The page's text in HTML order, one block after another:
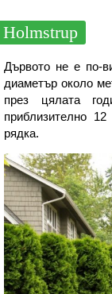
Holmstrup
Дървото не е по-
диаметър около
през цялата
приблизително
рядка.